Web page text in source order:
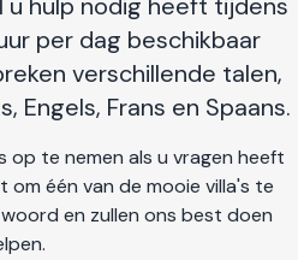
per dag beschikbaar
verschillende talen,
Engels, Frans en Spaans.
te nemen als u vragen heeft
één van de mooie villa's te
en zullen ons best doen